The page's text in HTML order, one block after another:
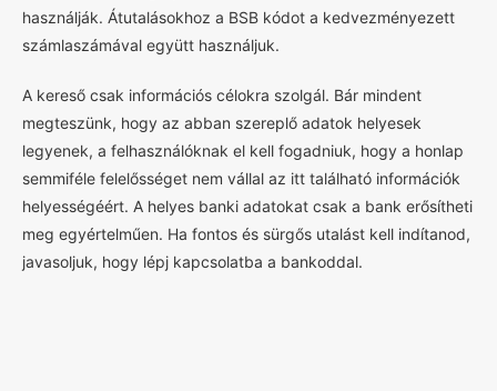
használják. Átutalásokhoz a BSB kódot a kedvezményezett
számlaszámával együtt használjuk.
A kereső csak információs célokra szolgál. Bár mindent
megteszünk, hogy az abban szereplő adatok helyesek
legyenek, a felhasználóknak el kell fogadniuk, hogy a honlap
semmiféle felelősséget nem vállal az itt található információk
helyességéért. A helyes banki adatokat csak a bank erősítheti
meg egyértelműen. Ha fontos és sürgős utalást kell indítanod,
javasoljuk, hogy lépj kapcsolatba a bankoddal.